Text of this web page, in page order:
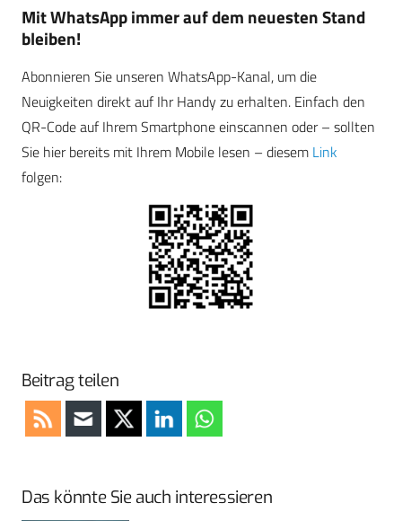
Mit WhatsApp immer auf dem neuesten Stand
bleiben!
Abonnieren Sie unseren WhatsApp-Kanal, um die
Neuigkeiten direkt auf Ihr Handy zu erhalten. Einfach den
QR-Code auf Ihrem Smartphone einscannen oder – sollten
Sie hier bereits mit Ihrem Mobile lesen – diesem Link
folgen:
Beitrag teilen
Das könnte Sie auch interessieren